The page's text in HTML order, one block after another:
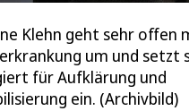
Klehn geht sehr offen
um und setzt
für Aufklärung und
ein. (Archivbild)